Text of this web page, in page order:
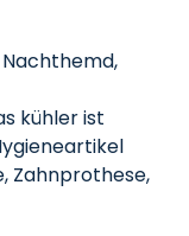
kühler ist
Zahnprothese,